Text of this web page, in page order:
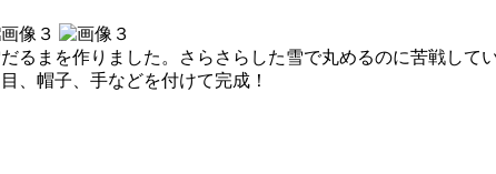
るまを作りました。さらさらした雪で丸めるのに苦戦して
、帽子、手などを付けて完成！